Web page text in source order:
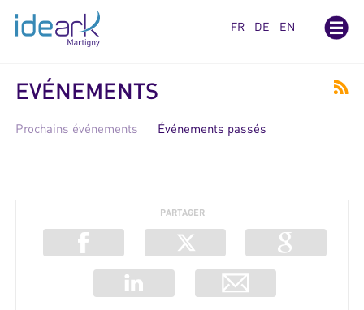
FR DE EN
EVÉNEMENTS
Prochains événements Événements passés
PARTAGER